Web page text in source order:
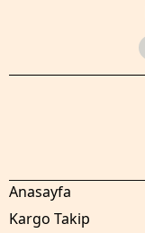
Anasayfa
Kargo Takip